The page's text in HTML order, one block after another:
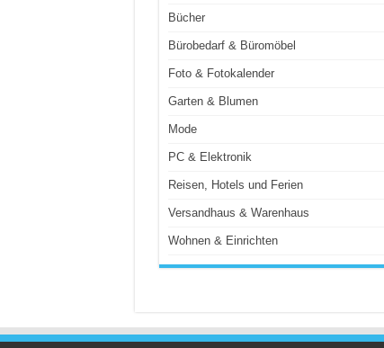
Bücher
Bürobedarf & Büromöbel
Foto & Fotokalender
Garten & Blumen
Mode
PC & Elektronik
Reisen, Hotels und Ferien
Versandhaus & Warenhaus
Wohnen & Einrichten